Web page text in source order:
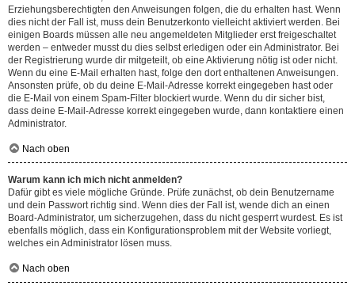
Erziehungsberechtigten den Anweisungen folgen, die du erhalten hast. Wenn
dies nicht der Fall ist, muss dein Benutzerkonto vielleicht aktiviert werden. Bei
einigen Boards müssen alle neu angemeldeten Mitglieder erst freigeschaltet
werden – entweder musst du dies selbst erledigen oder ein Administrator. Bei
der Registrierung wurde dir mitgeteilt, ob eine Aktivierung nötig ist oder nicht.
Wenn du eine E-Mail erhalten hast, folge den dort enthaltenen Anweisungen.
Ansonsten prüfe, ob du deine E-Mail-Adresse korrekt eingegeben hast oder
die E-Mail von einem Spam-Filter blockiert wurde. Wenn du dir sicher bist,
dass deine E-Mail-Adresse korrekt eingegeben wurde, dann kontaktiere einen
Administrator.
Nach oben
Warum kann ich mich nicht anmelden?
Dafür gibt es viele mögliche Gründe. Prüfe zunächst, ob dein Benutzername
und dein Passwort richtig sind. Wenn dies der Fall ist, wende dich an einen
Board-Administrator, um sicherzugehen, dass du nicht gesperrt wurdest. Es ist
ebenfalls möglich, dass ein Konfigurationsproblem mit der Website vorliegt,
welches ein Administrator lösen muss.
Nach oben